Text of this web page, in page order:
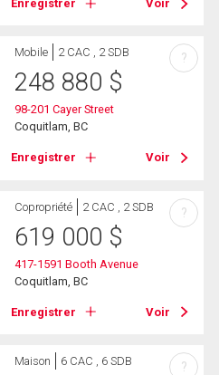
Enregistrer Voir
Mobile 2 CAC , 2 SDB
248 880 $
98-201 Cayer Street
Coquitlam, BC
Enregistrer Voir
?
Copropriété 2 CAC , 2 SDB
619 000 $
417-1591 Booth Avenue
Coquitlam, BC
Enregistrer Voir
?
Maison 6 CAC , 6 SDB ?